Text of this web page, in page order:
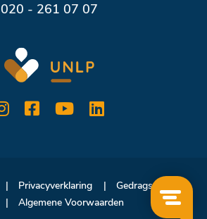
020 - 261 07 07
Privacyverklaring
Gedragscode
Algemene Voorwaarden